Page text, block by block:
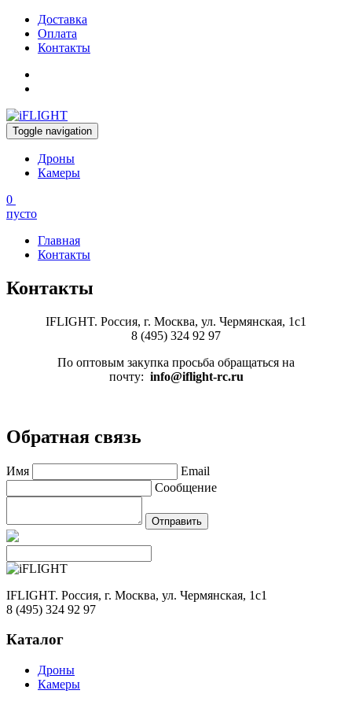
Доставка
Оплата
Контакты
Toggle navigation
Дроны
Камеры
0
пусто
Главная
Контакты
Контакты
IFLIGHT. Россия, г. Москва, ул. Чермянская, 1с1
8 (495) 324 92 97
По оптовым закупка просьба обращаться на
почту: info@iflight-rc.ru
Обратная связь
Имя
Email
Сообщение
IFLIGHT. Россия, г. Москва, ул. Чермянская, 1с1
8 (495) 324 92 97
Каталог
Дроны
Камеры